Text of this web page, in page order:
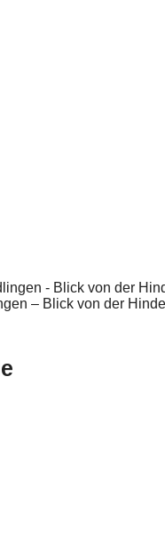
– Blick von der